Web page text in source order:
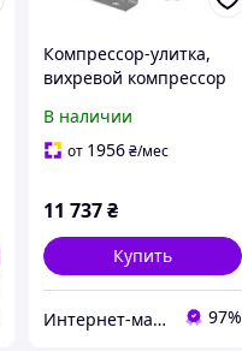
Компрессор-улитка,
вихревой компрессор
промышленного
рыбоводства SunSun
В наличии
от 1956 ₴/мес
11 737 ₴
Купить
Интернет-магазин аквариумистики "Катран" 97%